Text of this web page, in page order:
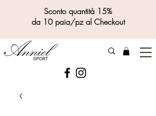
Sconto quantità 15%
da 10 paia/pz al Checkout